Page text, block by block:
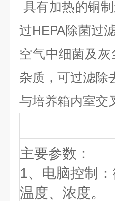
具有加热的铜
过HEPA除菌过
空气中细菌及
杂质，可过滤除
与培养箱内室交
主要参数：
1、 电脑控制：
温度、浓度。